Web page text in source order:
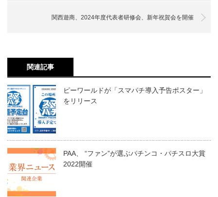
関西遊商、2024年度代表者研修会、新年祝賀会を開催
関連記事
ピーワールドが「スマパチ導入予告ポスター」
をリリース
PAA、 “ファン”が選ぶパチンコ・パチスロ大賞
2022開催